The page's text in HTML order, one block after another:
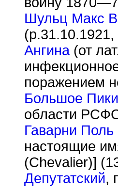
Шульц Макс
Ангина(от
поражением
Большое
области
Гаварни Поль
настоящие
(Chevalier)]
Депутатский,